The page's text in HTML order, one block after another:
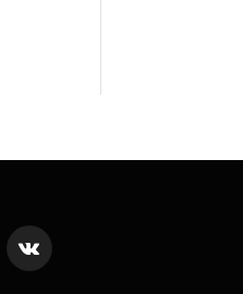
VKontakte